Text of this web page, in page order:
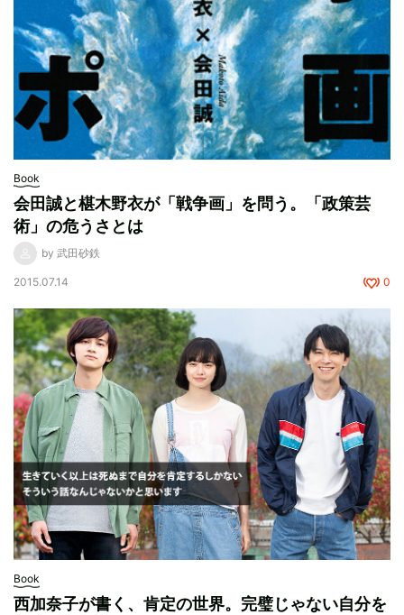
Book
会田誠と椹木野衣が「戦争画」を問う。「政策芸
術」の危うさとは
by 武田砂鉄
2015.07.14 0
Book
西加奈子が書く、肯定の世界。完璧じゃない自分を